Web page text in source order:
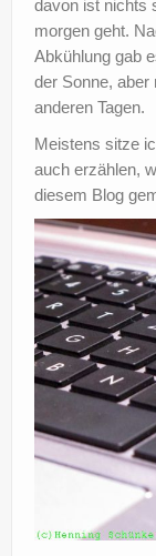
davon ist nichts
morgen geht.
Abkühlung gab
der Sonne,
anderen Tagen.
Meistens sitze
auch erzählen,
diesem Blog